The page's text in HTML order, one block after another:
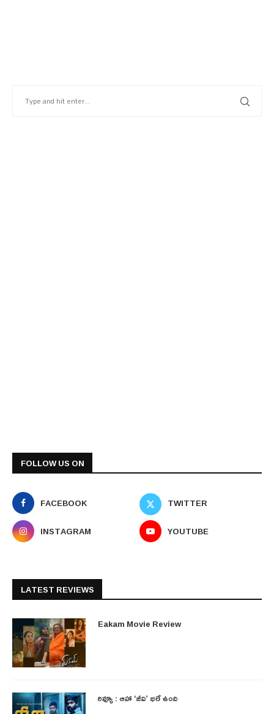
FOLLOW US ON
FACEBOOK
TWITTER
INSTAGRAM
YOUTUBE
LATEST REVIEWS
Eakam Movie Review
రివ్యూ : ఆహా ‘జీవి’ భలే ఉంది